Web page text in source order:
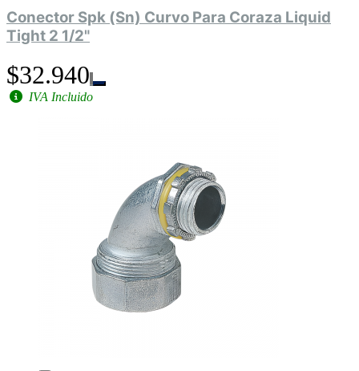
Conector Spk (Sn) Curvo Para Coraza Liquid
Tight 2 1/2"
$32.940
IVA Incluido